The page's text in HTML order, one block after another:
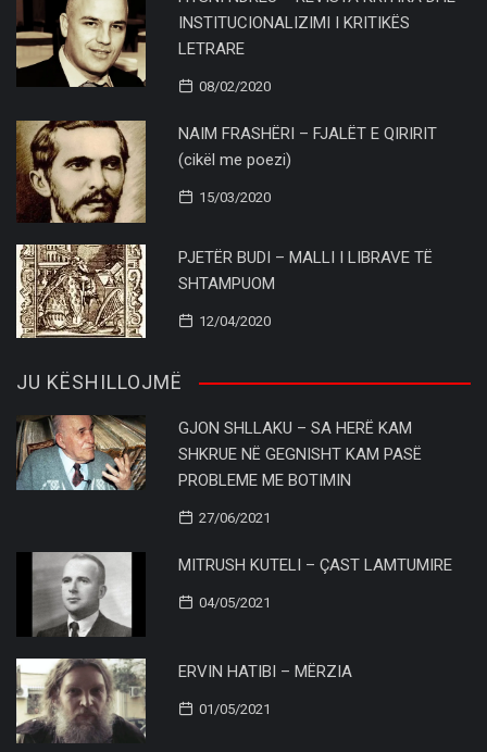
INSTITUCIONALIZIMI I KRITIKËS
LETRARE
08/02/2020
NAIM FRASHËRI – FJALËT E QIRIRIT
(cikël me poezi)
15/03/2020
PJETËR BUDI – MALLI I LIBRAVE TË
SHTAMPUOM
12/04/2020
JU KËSHILLOJMË
GJON SHLLAKU – SA HERË KAM
SHKRUE NË GEGNISHT KAM PASË
PROBLEME ME BOTIMIN
27/06/2021
MITRUSH KUTELI – ÇAST LAMTUMIRE
04/05/2021
ERVIN HATIBI – MËRZIA
01/05/2021